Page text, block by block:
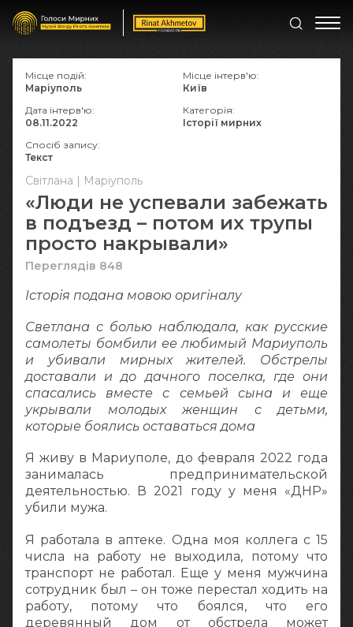
Світлана | Маріуполь
«Люди не успевали забежать
в подъезд – потом их трупы
просто накрывали»
Переглядів 848
Історія подана мовою оригіналy
Светлана с болью наблюдала, как русские
самолеты бомбили ее любимый Мариуполь
и убивали мирных жителей. Обстрелы
доставали и до дачного поселка, где они
спасались вместе с семьей сына и еще
укрывали молодых женщин с детьми,
которые боялись оставаться дома
Я живу в Мариуполе, до февраля 2022 года
занималась предпринимательской
деятельностью. В 2021 году у меня «ДНР»
убили мужа.
Я работала в аптеке. Одна моя коллега с 15
числа на работу не выходила, потому что
транспорт не работал. Еще у меня мужчина
сотрудник был – он тоже перестал ходить на
работу, потому что боялся, что его
деревянный дом от обстрела может
Місце подій:
Маріуполь
Місце інтерв'ю:
Київ
Дата інтерв'ю:
08.11.2022
Категорія:
Історії мирних
Спосіб запису:
Текст